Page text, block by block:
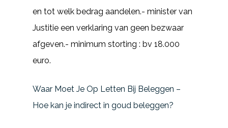
en tot welk bedrag aandelen.- minister van
Justitie een verklaring van geen bezwaar
afgeven.- minimum storting : bv 18.000
euro.
Waar Moet Je Op Letten Bij Beleggen –
Hoe kan je indirect in goud beleggen?